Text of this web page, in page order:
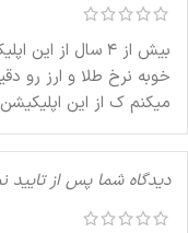
بیش از ۴ سال از
خوبه نرخ طلا و ارز رو
میکنم ک از این
دیدگاه شما پس از